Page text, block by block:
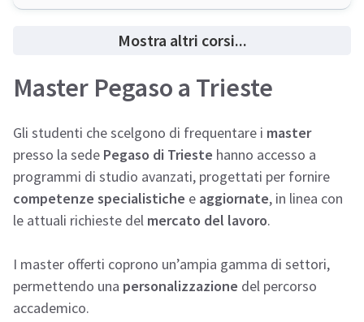
Mostra altri corsi...
Master Pegaso a Trieste
Gli studenti che scelgono di frequentare i master
presso la sede Pegaso di Trieste hanno accesso a
programmi di studio avanzati, progettati per fornire
competenze specialistiche e aggiornate, in linea con
le attuali richieste del mercato del lavoro.
I master offerti coprono un’ampia gamma di settori,
permettendo una personalizzazione del percorso
accademico.